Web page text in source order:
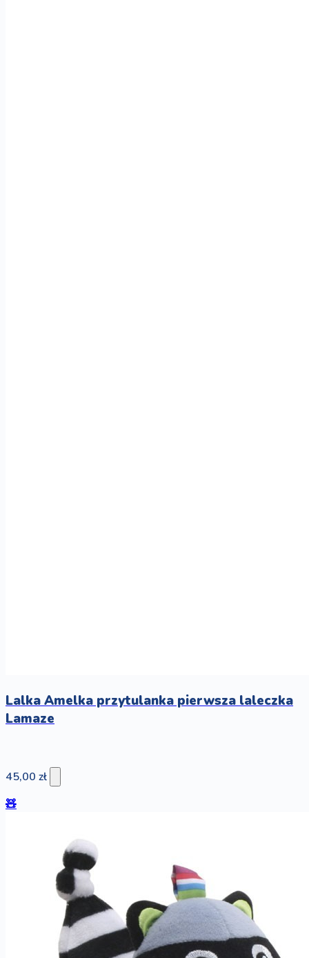
Lalka Amelka przytulanka pierwsza laleczka
Lamaze
45,00 zł
🧸